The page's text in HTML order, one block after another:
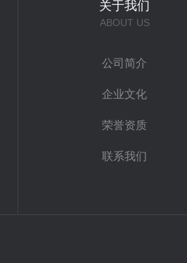
关于我们
ABOUT US
公司简介
企业文化
荣誉资质
联系我们